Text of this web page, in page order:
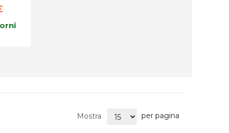
Mostra per pagina